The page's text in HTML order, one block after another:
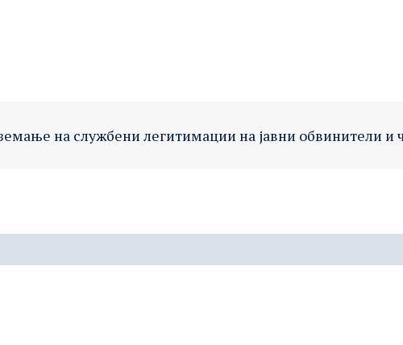
на службени легитимации на јавни обвинители и